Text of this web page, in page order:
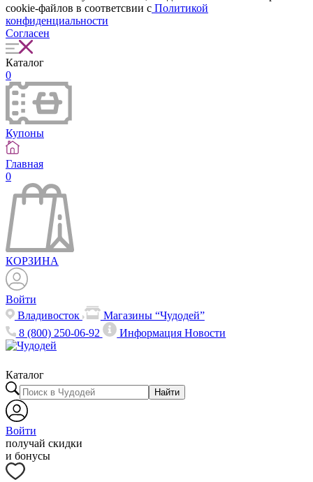
cookie-файлов в соответсвии с Политикой
конфиденциальности
Согласен
Каталог
0
Купоны
Главная
0
КОРЗИНА
Войти
Владивосток
Магазины “Чудодей”
8 (800) 250-06-92
ИнформацияНовости
Каталог
Найти
Войти
получай скидки
и бонусы